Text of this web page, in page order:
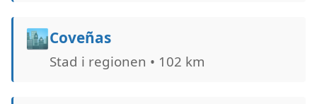
🏙️Coveñas
Stad i regionen • 102 km